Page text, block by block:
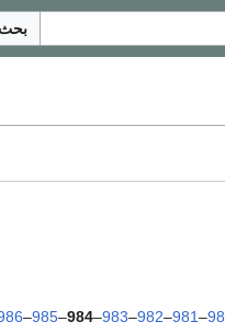
بحث
–
981
–
982
–
983
–
984
–
985
–